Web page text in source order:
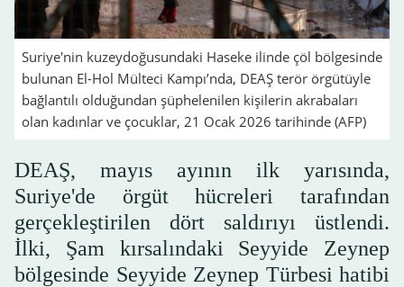
Suriye'nin kuzeydoğusundaki Haseke ilinde çöl bölgesinde
bulunan El-Hol Mülteci Kampı’nda, DEAŞ terör örgütüyle
bağlantılı olduğundan şüphelenilen kişilerin akrabaları
olan kadınlar ve çocuklar, 21 Ocak 2026 tarihinde (AFP)
DEAŞ, mayıs ayının ilk yarısında,
Suriye'de örgüt hücreleri tarafından
gerçekleştirilen dört saldırıyı üstlendi.
İlki, Şam kırsalındaki Seyyide Zeynep
bölgesinde Seyyide Zeynep Türbesi hatibi